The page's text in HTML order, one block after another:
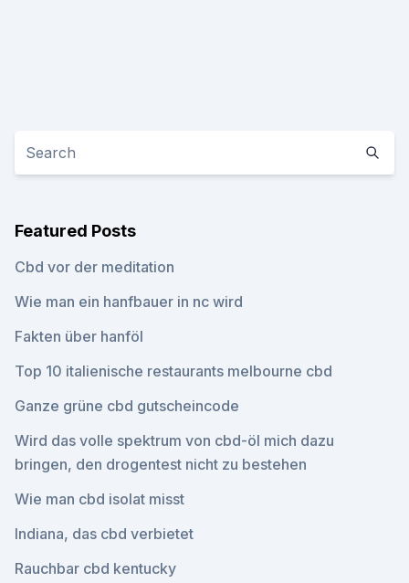
Featured Posts
Cbd vor der meditation
Wie man ein hanfbauer in nc wird
Fakten über hanföl
Top 10 italienische restaurants melbourne cbd
Ganze grüne cbd gutscheincode
Wird das volle spektrum von cbd-öl mich dazu
bringen, den drogentest nicht zu bestehen
Wie man cbd isolat misst
Indiana, das cbd verbietet
Rauchbar cbd kentucky